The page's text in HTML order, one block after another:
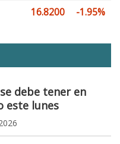
16.8200 -1.95%
debe tener en
este lunes